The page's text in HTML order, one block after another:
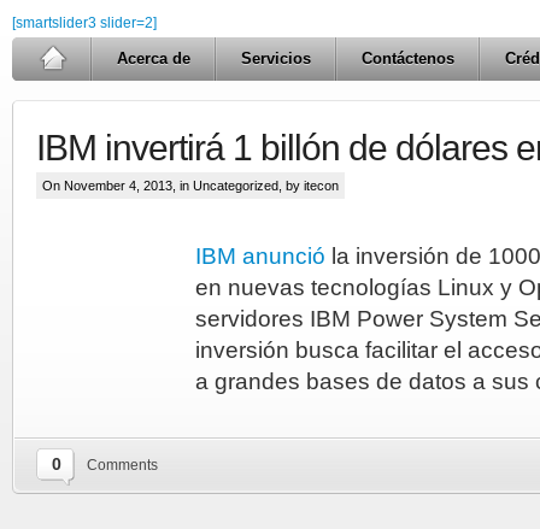
[smartslider3 slider=2]
Acerca de Servicios Contáctenos
IBM invertirá 1 billón de dólares
On November 4, 2013, in Uncategorized , by itecon
IBM anunció la inversión de
en nuevas tecnologías Linux y
servidores IBM Power System
inversión busca facilitar el
a grandes bases de datos a sus
0 Comments